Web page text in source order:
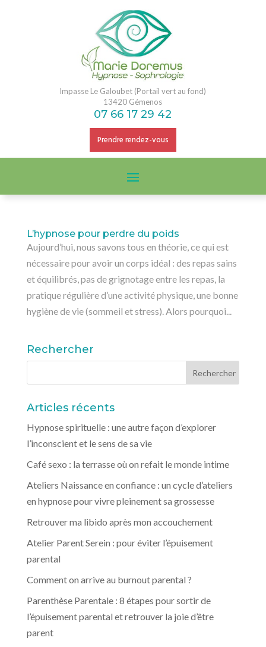
Impasse Le Galoubet (Portail vert au fond)
13420 Gémenos
07 66 17 29 42
Prendre rendez-vous
L’hypnose pour perdre du poids
Aujourd’hui, nous savons tous en théorie, ce qui est
nécessaire pour avoir un corps idéal : des repas sains
et équilibrés, pas de grignotage entre les repas, la
pratique régulière d’une activité physique, une bonne
hygiène de vie (sommeil et stress). Alors pourquoi...
Rechercher
Articles récents
Hypnose spirituelle : une autre façon d’explorer
l’inconscient et le sens de sa vie
Café sexo : la terrasse où on refait le monde intime
Ateliers Naissance en confiance : un cycle d’ateliers
en hypnose pour vivre pleinement sa grossesse
Retrouver ma libido après mon accouchement
Atelier Parent Serein : pour éviter l’épuisement
parental
Comment on arrive au burnout parental ?
Parenthèse Parentale : 8 étapes pour sortir de
l’épuisement parental et retrouver la joie d’être
parent